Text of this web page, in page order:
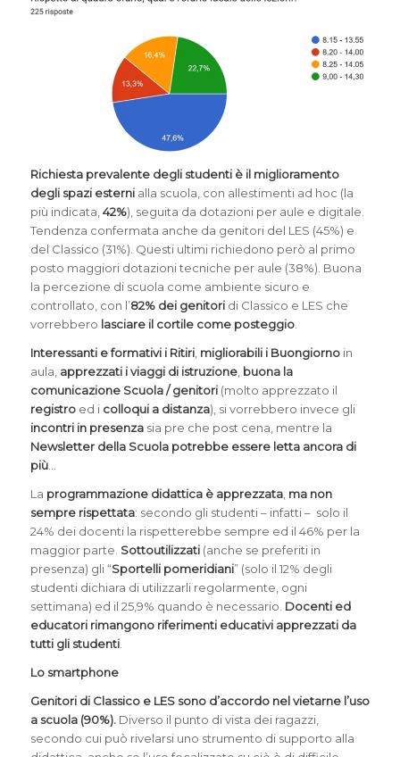
Richiesta prevalente degli studenti è il miglioramento
degli spazi esternialla scuola, con allestimenti ad hoc (la
più indicata, 42%), seguita da dotazioni per aule e digitale.
Tendenza confermata anche da genitori del LES (45%) e
del Classico (31%). Questi ultimi richiedono però al primo
posto maggiori dotazioni tecniche per aule (38%). Buona
la percezione di scuola come ambiente sicuro e
controllato, con l’82% dei genitori di Classico e LES che
vorrebbero lasciare il cortile come posteggio.
Interessanti e formativi i Ritiri, migliorabili i Buongiornoin
aula, apprezzati i viaggi di istruzione, buona la
comunicazione Scuola / genitori(molto apprezzato il
registro ed i colloqui a distanza), si vorrebbero invece gli
incontri in presenzasia pre che post cena, mentre la
Newsletter della Scuola potrebbe essere letta ancora di
più…
La programmazione didattica è apprezzata, ma non
sempre rispettata: secondo gli studenti – infatti – solo il
24% dei docenti la rispetterebbe sempre ed il 46% per la
maggior parte. Sottoutilizzati (anche se preferiti in
presenza) gli “Sportelli pomeridiani” (solo il 12% degli
studenti dichiara di utilizzarli regolarmente, ogni
settimana) ed il 25,9% quando è necessario. Docenti ed
educatori rimangono riferimenti educativi apprezzati da
tutti gli studenti.
Lo smartphone
Genitori di Classico e LES sono d’accordo nel vietarne l’uso
a scuola (90%). Diverso il punto di vista dei ragazzi,
secondo cui può rivelarsi uno strumento di supporto alla